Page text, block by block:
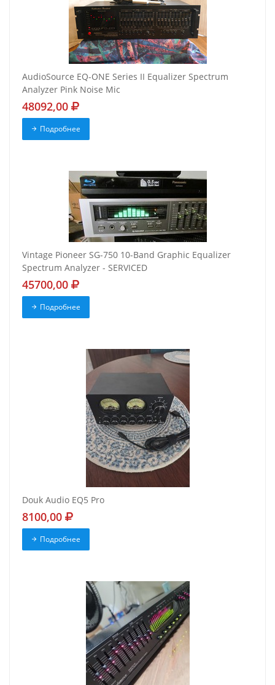
AudioSource EQ-ONE Series II Equalizer Spectrum
Analyzer Pink Noise Mic
48092,00
Подробнее
Vintage Pioneer SG-750 10-Band Graphic Equalizer
Spectrum Analyzer - SERVICED
45700,00
Подробнее
Douk Audio EQ5 Pro
8100,00
Подробнее